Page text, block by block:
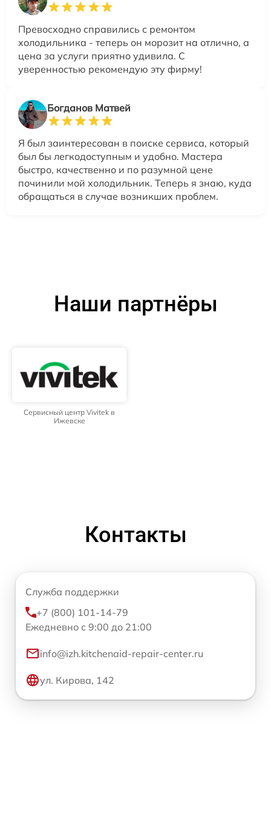
Превосходно справились с ремонтом
холодильника - теперь он морозит на отлично, а
цена за услуги приятно удивила. С
уверенностью рекомендую эту фирму!
Богданов Матвей
Я был заинтересован в поиске сервиса, который
был бы легкодоступным и удобно. Мастера
быстро, качественно и по разумной цене
починили мой холодильник. Теперь я знаю, куда
обращаться в случае возникших проблем.
Наши партнёры
Сервисный центр Vivitek в
Ижевске
Контакты
Служба поддержки
+7 (800) 101-14-79
Ежедневно с 9:00 до 21:00
info@izh.kitchenaid-repair-center.ru
ул. Кирова, 142